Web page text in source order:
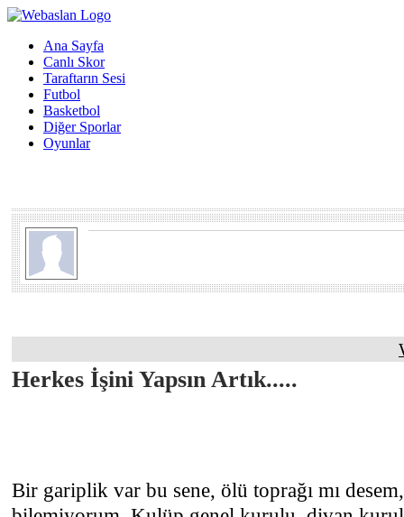
Ana Sayfa
Canlı Skor
Taraftarın Sesi
Futbol
Basketbol
Diğer Sporlar
Oyunlar
Herkes İşini Yapsın Artık.....
Bir gariplik var bu sene, ölü toprağı mı